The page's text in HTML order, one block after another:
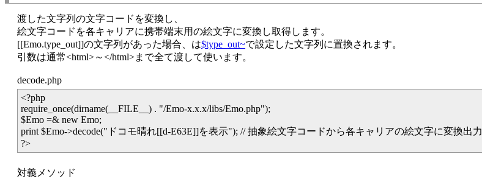
渡した文字列の文字コードを変換し、
絵文字コードを各キャリアに携帯端末用の絵文字に変換し取得します。
[[Emo.type_out]]の文字列があった場合、は$type_out~で設定した文字列に置換されます。
引数は通常<html>～</html>まで全て渡して使います。
decode.php
<?php
require_once(dirname(__FILE__) . "/Emo-x.x.x/libs/Emo.php");
$Emo =& new Emo;
print $Emo->decode("ドコモ晴れ[[d-E63E]]を表示"); // 抽象絵文字コードから各キャリアの絵文字に変換出力
?>
対義メソッド